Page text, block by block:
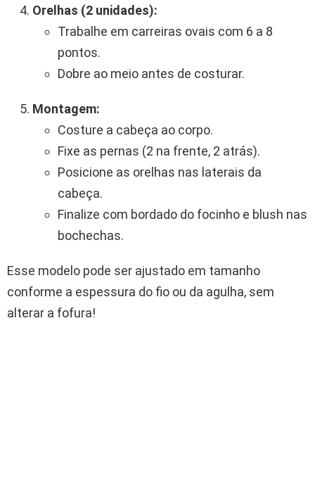
Orelhas (2 unidades):
Trabalhe em carreiras ovais com 6 a 8
pontos.
Dobre ao meio antes de costurar.
Montagem:
Costure a cabeça ao corpo.
Fixe as pernas (2 na frente, 2 atrás).
Posicione as orelhas nas laterais da
cabeça.
Finalize com bordado do focinho e blush nas
bochechas.
Esse modelo pode ser ajustado em tamanho
conforme a espessura do fio ou da agulha, sem
alterar a fofura!